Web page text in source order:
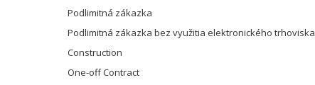
Podlimitná zákazka
Podlimitná zákazka bez využitia elektronického trhoviska
Construction
One-off Contract